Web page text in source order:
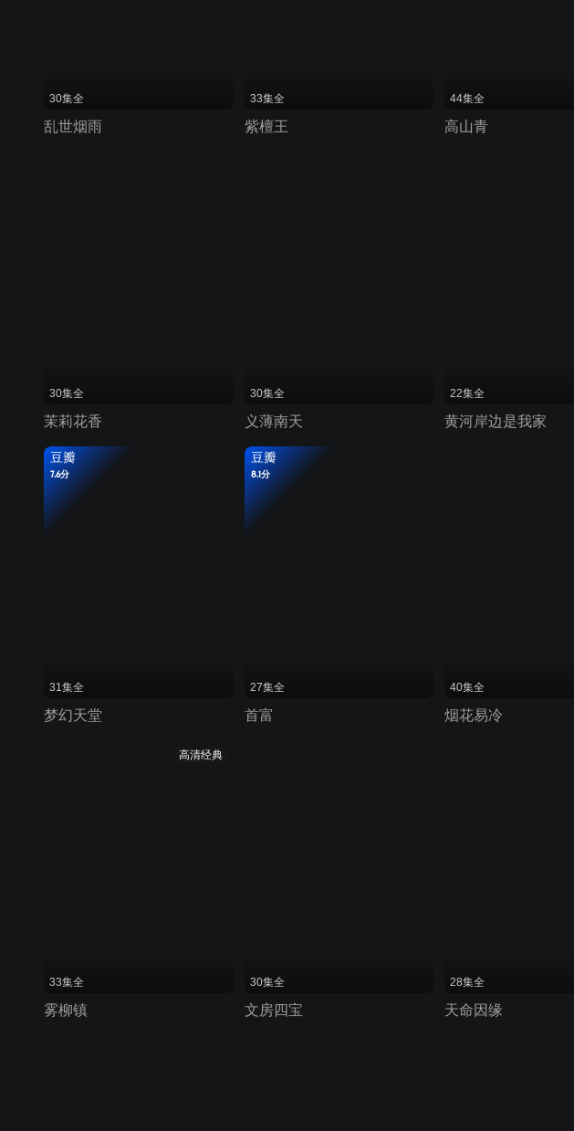
30集全
乱世烟雨
33集全
紫檀王
44集全
高山青
30集全
茉莉花香
30集全
义薄南天
22集全
黄河岸边是我家
豆瓣
7.6分
31集全
梦幻天堂
豆瓣
8.1分
27集全
首富
40集全
烟花易冷
高清经典
33集全
雾柳镇
30集全
文房四宝
28集全
天命因缘